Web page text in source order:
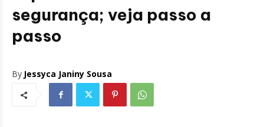
segurança; veja passo a
passo
By Jessyca Janiny Sousa